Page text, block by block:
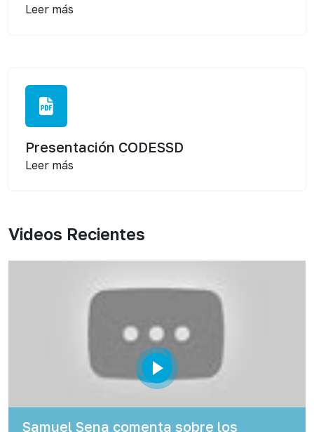
Leer más
Presentación CODESSD
Leer más
Videos Recientes
Samuel Sena comenta sobre los